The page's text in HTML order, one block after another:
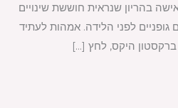
בהריון שנראית חוששת שינויים
גופניים לפני הלידה. אמהות לעתיד
ברקסטון היקס, לחץ […]